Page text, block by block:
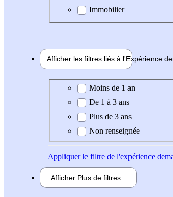
Immobilier
Afficher les filtres liés à l'Expérience
Expérience demandée
Moins de 1 an
De 1 à 3 ans
Plus de 3 ans
Non renseignée
Appliquerle filtre de l'expérience
Afficher Plus de filtres